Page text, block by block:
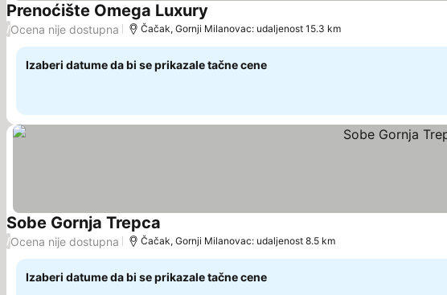
Prenoćište Omega Luxury
/Ocena nije dostupna Čačak, Gornji Milanovac: udaljenost 15.3 km
Izaberi datume da bi se prikazale tačne cene
Sobe Gornja Trepca
/Ocena nije dostupna Čačak, Gornji Milanovac: udaljenost 8.5 km
Izaberi datume da bi se prikazale tačne cene